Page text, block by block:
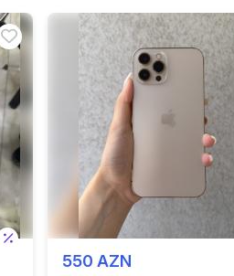
550 AZN